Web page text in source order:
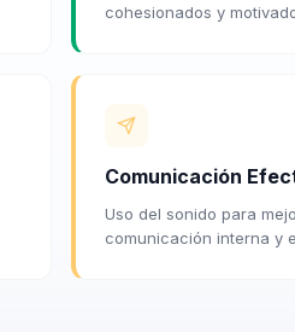
cohesionados y
Comunicación
Uso del sonido para
comunicación interna y